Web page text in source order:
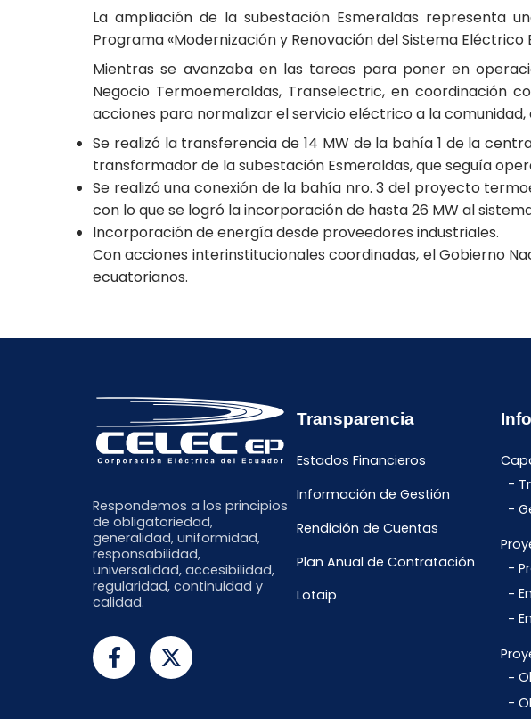
La ampliación de la subestación Esmeraldas representa
Programa «Modernización y Renovación del Sistema
Mientras se avanzaba en las tareas para poner en
Negocio Termoemeraldas, Transelectric, en coordinación
acciones para normalizar el servicio eléctrico a la
Se realizó la transferencia de 14 MW de la bahía 1 de la
transformador de la subestación Esmeraldas, que seguía
Se realizó una conexión de la bahía nro. 3 del proyecto
con lo que se logró la incorporación de hasta 26 MW al
Incorporación de energía desde proveedores industriales.
Con acciones interinstitucionales coordinadas, el Gobierno
ecuatorianos.
Respondemos a los principios
de obligatoriedad,
generalidad, uniformidad,
responsabilidad,
universalidad, accesibilidad,
regularidad, continuidad y
calidad.
Transparencia
Estados Financieros
Información de Gestión
Rendición de Cuentas
Plan Anual de Contratación
Lotaip